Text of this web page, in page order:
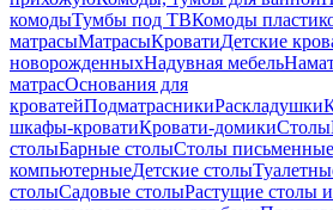
комодыТумбы под ТВКомоды
матрасыМатрасыКроватиДетские
новорожденныхНадувная мебель
матрасОснования для
кроватейПодматрасникиРаскладушки
шкафы-кроватиКровати-домикиСтолы
столыБарные столыСтолы
компьютерныеДетские столы
столыСадовые столыРастущие столы